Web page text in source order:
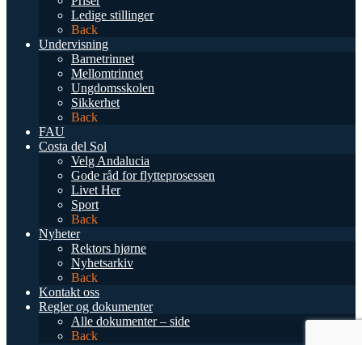
Ledige stillinger
Back
Undervisning
Barnetrinnet
Mellomtrinnet
Ungdomsskolen
Sikkerhet
Back
FAU
Costa del Sol
Velg Andalucia
Gode råd for flytteprosessen
Livet Her
Sport
Back
Nyheter
Rektors hjørne
Nyhetsarkiv
Back
Kontakt oss
Regler og dokumenter
Alle dokumenter – side
Back